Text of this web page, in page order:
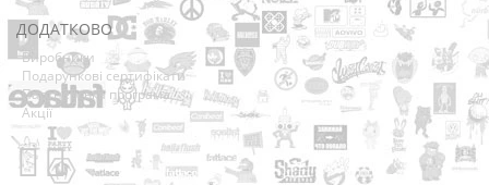
ДОДАТКОВО
Виробники
Подарункові сертифікати
Партнерська програма
Акції